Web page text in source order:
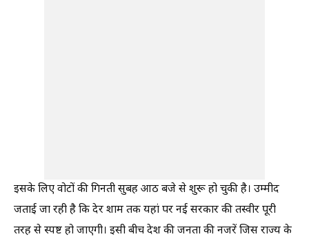
इसके लिए वोटों की गिनती सुबह आठ बजे से शुरू हो चुकी है। उम्मीद
जताई जा रही है कि देर शाम तक यहां पर नई सरकार की तस्वीर पूरी
तरह से स्पष्ट हो जाएगी। इसी बीच देश की जनता की नजरें जिस राज्य के